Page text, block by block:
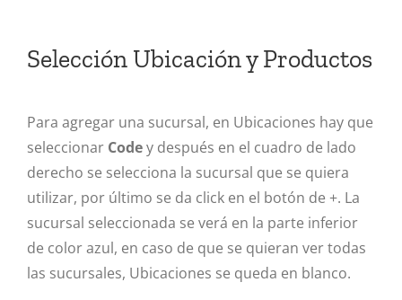
Selección Ubicación y Productos
Para agregar una sucursal, en Ubicaciones hay que
seleccionar Codey después en el cuadro de lado
derecho se selecciona la sucursal que se quiera
utilizar, por último se da click en el botón de +. La
sucursal seleccionada se verá en la parte inferior
de color azul, en caso de que se quieran ver todas
las sucursales, Ubicaciones se queda en blanco.